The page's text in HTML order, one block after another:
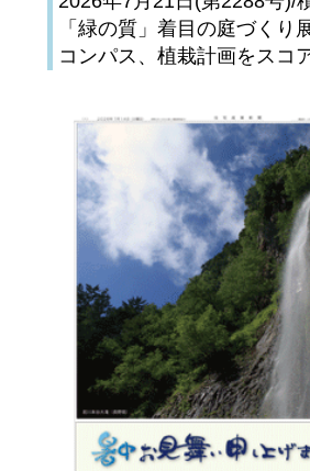
「緑の質」着目の庭づくり
コンパス、植栽計画をスコ